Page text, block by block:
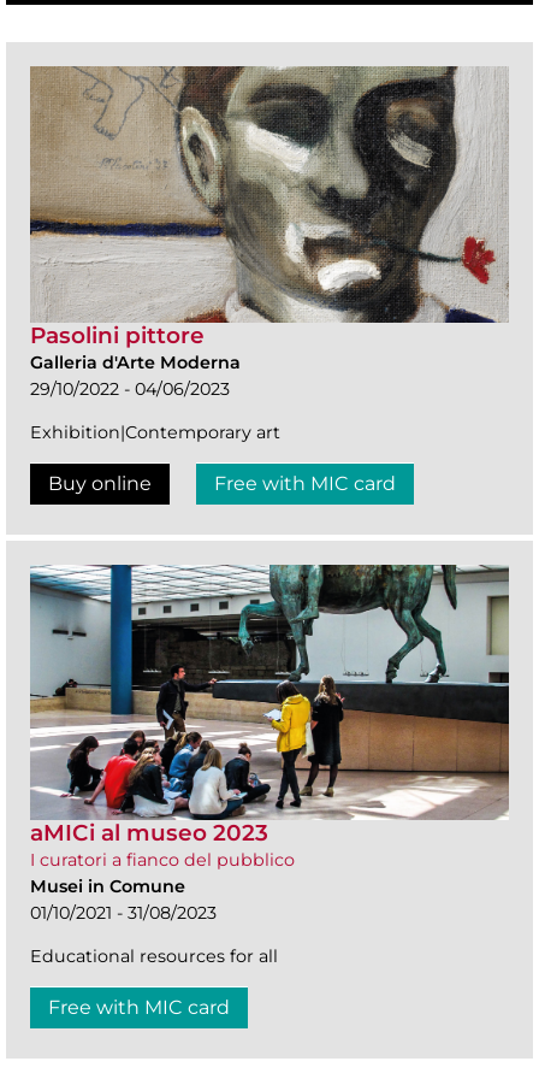
Pasolini pittore
Galleria d'Arte Moderna
29/10/2022 - 04/06/2023
Exhibition|Contemporary art
Buy online Free with MIC card
aMICi al museo 2023
I curatori a fianco del pubblico
Musei in Comune
01/10/2021 - 31/08/2023
Educational resources for all
Free with MIC card